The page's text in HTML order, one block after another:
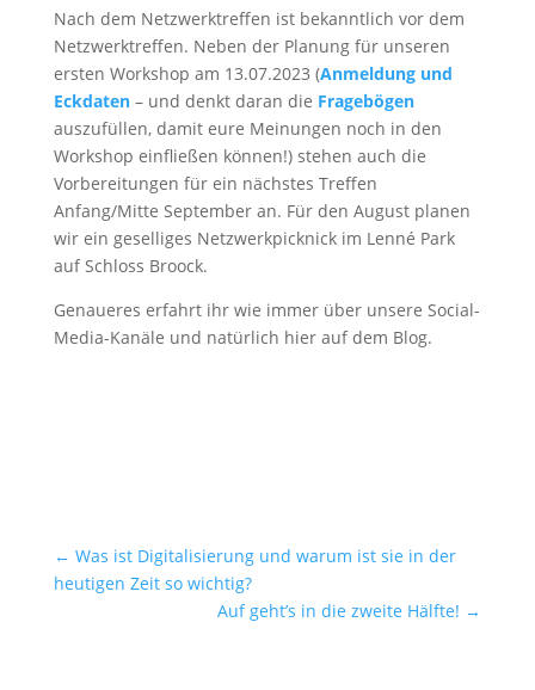
Nach dem Netzwerktreffen ist bekanntlich vor dem
Netzwerktreffen. Neben der Planung für unseren
ersten Workshop am 13.07.2023 (Anmeldung und
Eckdaten– und denkt daran die Fragebögen
auszufüllen, damit eure Meinungen noch in den
Workshop einfließen können!) stehen auch die
Vorbereitungen für ein nächstes Treffen
Anfang/Mitte September an. Für den August planen
wir ein geselliges Netzwerkpicknick im Lenné Park
auf Schloss Broock.
Genaueres erfahrt ihr wie immer über unsere Social-
Media-Kanäle und natürlich hier auf dem Blog.
← Was ist Digitalisierung und warum ist sie in der
heutigen Zeit so wichtig?
Auf geht’s in die zweite Hälfte! →